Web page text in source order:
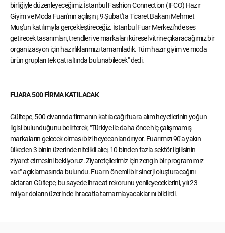
birliğiyle düzenleyeceğimiz İstanbul Fashion Connection (IFCO) Hazır
Giyim ve Moda Fuarı'nın açılışını, 9 Şubat'ta Ticaret Bakanı Mehmet
Muş'un katılımıyla gerçekleştireceğiz. İstanbul Fuar Merkezi'nde ses
getirecek tasarımları, trendleri ve markaları küresel vitrine çıkaracağımız bir
organizasyon için hazırlıklarımızı tamamladık. Tüm hazır giyim ve moda
ürün grupları tek çatı altında bulunabilecek" dedi.
FUARA 500 FİRMA KATILACAK
Gültepe, 500 civarında firmanın katılacağı fuara alım heyetlerinin yoğun
ilgisi bulunduğunu belirterek, "Türkiye ile daha önce hiç çalışmamış
markaların gelecek olması bizi heyecanlandırıyor. Fuarımızı 90'a yakın
ülkeden 3 binin üzerinde nitelikli alıcı, 10 binden fazla sektör ilgilisinin
ziyaret etmesini bekliyoruz. Ziyaretçilerimiz için zengin bir programımız
var." açıklamasında bulundu. Fuarın önemli bir sinerji oluşturacağını
aktaran Gültepe, bu sayede ihracat rekorunu yenileyeceklerini, yılı 23
milyar doların üzerinde ihracatla tamamlayacaklarını bildirdi.